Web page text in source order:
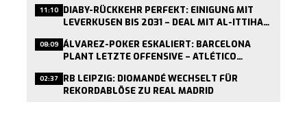
11:10 DIABY-RÜCKKEHR PERFEKT: EINIGUNG MIT
LEVERKUSEN BIS 2031 – DEAL MIT AL-ITTIHAD
08:09 ÁLVAREZ-POKER ESKALIERT: BARCELONA
PLANT LETZTE OFFENSIVE – ATLÉTICO
02:37 RB LEIPZIG: DIOMANDÉ WECHSELT FÜR
REKORDABLÖSE ZU REAL MADRID